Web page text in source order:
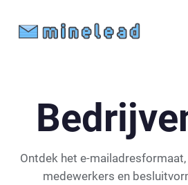
Ontdek het e-
medewerkers en